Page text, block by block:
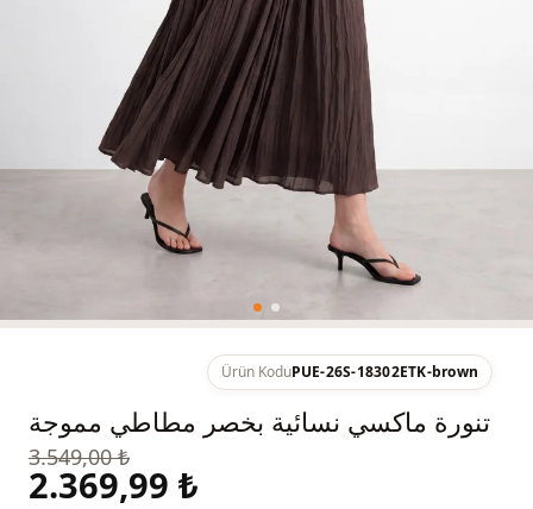
Ürün KoduPUE-26S-18302ETK-brown
تنورة ماكسي نسائية بخصر مطاطي مموجة
3.549,00 ₺
2.369,99 ₺